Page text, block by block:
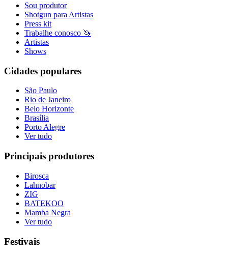
Sou produtor
Shotgun para Artistas
Press kit
Trabalhe conosco 🦄
Artistas
Shows
Cidades populares
São Paulo
Rio de Janeiro
Belo Horizonte
Brasília
Porto Alegre
Ver tudo
Principais produtores
Birosca
Lahnobar
ZIG
BATEKOO
Mamba Negra
Ver tudo
Festivais